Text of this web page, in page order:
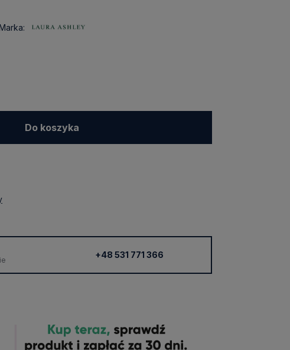
Do koszyka
+48 531 771 366